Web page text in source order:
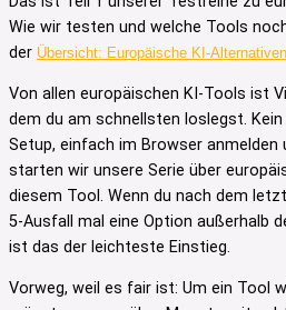
Wie wir testen und welche Tools
der Übersicht: Europäische KI-
Von allen europäischen KI-Tools ist
dem du am schnellsten loslegst.
Setup, einfach im Browser anmelden
starten wir unsere Serie über
diesem Tool. Wenn du nach dem
5-Ausfall mal eine Option außerhalb
ist das der leichteste Einstieg.
Vorweg, weil es fair ist: Um ein Tool